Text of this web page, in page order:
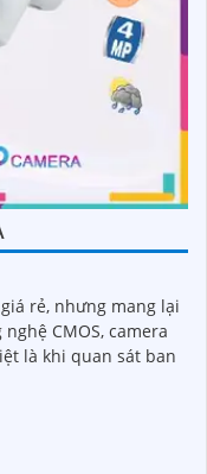
rẻ, nhưng mang lại
là khi quan sát ban